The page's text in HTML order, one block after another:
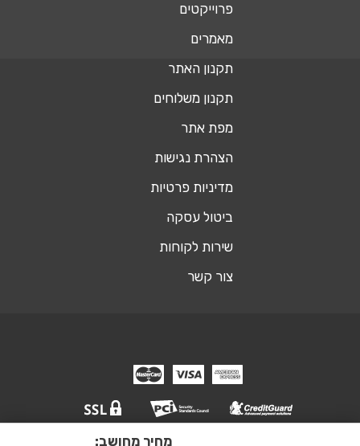
מחיר מחושב:
פרוייקטים
מאמרים
תקנון האתר
תקנון משלוחים
מפת אתר
הצהרת נגישות
מדיניות פרטיות
ביטול עסקה
שירות לקוחות
צור קשר
© כל הזכויות שמורות אופיסשופ ריהוט משרדי